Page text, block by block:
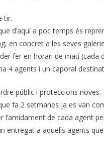
tir.
d’aquí a poc temps és
en concret a les seves
fer en horari de matí (cada
4 agents i un caporal
públic i proteccions noves.
fa 2 setmanes ja es van
l’amidament de cada agent
entregat a aquells agents